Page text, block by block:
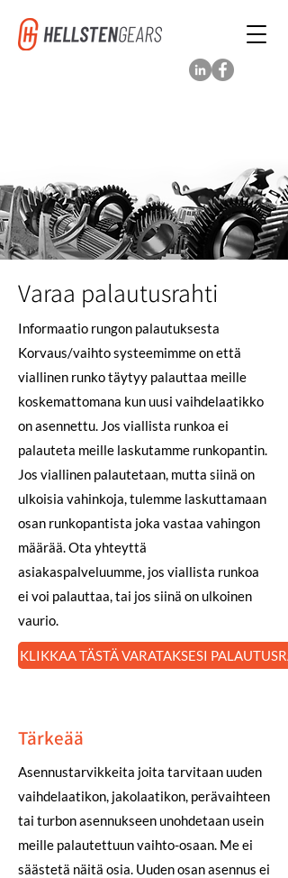
Varaa palautusrahti
Informaatio rungon palautuksesta
Korvaus/vaihto systeemimme on että
viallinen runko täytyy palauttaa meille
koskemattomana kun uusi vaihdelaatikko
on asennettu. Jos viallista runkoa ei
palauteta meille laskutamme runkopantin.
Jos viallinen palautetaan, mutta siinä on
ulkoisia vahinkoja, tulemme laskuttamaan
osan runkopantista joka vastaa vahingon
määrää. Ota yhteyttä
asiakaspalveluumme, jos viallista runkoa
ei voi palauttaa, tai jos siinä on ulkoinen
vaurio.
KLIKKAA TÄSTÄ VARATAKSESI
Tärkeää
Asennustarvikkeita joita tarvitaan uuden
vaihdelaatikon, jakolaatikon, perävaihteen
tai turbon asennukseen unohdetaan usein
meille palautettuun vaihto-osaan. Me ei
säästetä näitä osia. Uuden osan asennus ei